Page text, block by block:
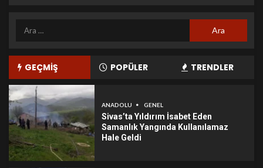
GEÇMİŞ POPÜLER TRENDLER
ANADOLU GENEL
Sivas’ta Yıldırım İsabet Eden
Samanlık Yangında Kullanılamaz
Hale Geldi